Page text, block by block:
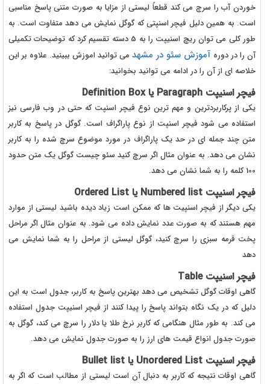
خوردن آب را سرچ می کند قطعاً لیستی از مزایا به صورت متنی پاسخ مناسبی
است. به همین دلیل فیچر اسنپتی که گوگل نمایش می دهد متفاوت است. به
طور کلی می توان ریچ اسنیپت را به 5 دسته تقسیم کرد که توضیحات تکمیلی
آن را در دوره آموزش سئو در مشهد می توانید اموزش ببینید. علاوه بر این
خلاصه ای از آن را در ادامه می توانید بخوانید:
فیچر اسنیپت Paragraph یا Definition Box
یکی از پرکاربردترین و مهم ترین نوع فیچر اسنپت که حتی در وب فارسی نیز
استفاده می شود فیچر اسنپت از نوع پاراگراف است. گوگل در پاسخ به کاربر
متن چند جمله ای در حد یک پاراگراف در مورد موضوع سرچ شده را به کاربر
نشان می دهد. به عنوان مثال اگر سرچ کنید سئو چیست گوگل یک متن حدود
100 کلمه را به شما نشان می دهد.
فیچر اسنیپت Numbered list یا Ordered List
یکی دیگر از فیچر اسنپیت ها که ممکن است زیاد دیده باشید لیستی از موارد
مهم هستند که به صورت عدد نمایش داده می شود. به عنوان مثال اگر مراحل
پخت قرمه سبزی را سرچ کنید، گوگل لیستی از مراحل را به شما نمایش می
دهد
فیچر اسنیپت Table
گاهی اوقات گوگل تشخیص می دهد بهترین پاسخ به کاربر، جدول است به این
دلیل که در یک نگاه بتواند پاسخ را پیدا کنند از فیچر اسنیپت جدول استفاده
می کند. به طور مثال هنگامی که کاربر نرخ طلا یا دلار را سرچ می کند، گوگل به
صورت جدول انواع قیمت های ارز را به صورت جدول نمایش می دهد.
فیچر اسنیپت Unordered List یا Bullet list
گاهی اوقات نتیجه که کاربر به دنبال آن است لیستی از مطالب است که اگر به